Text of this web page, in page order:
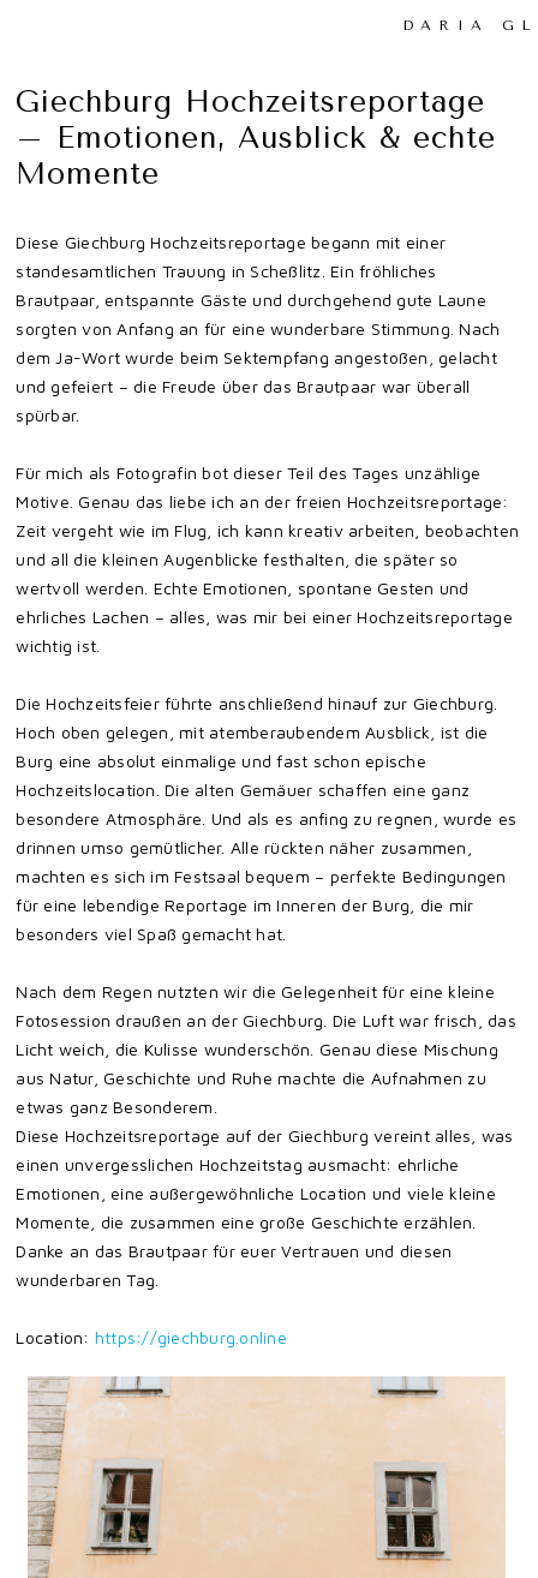
DARIA
Giechburg Hochzeitsreportage
– Emotionen, Ausblick & echte
Momente
Diese Giechburg Hochzeitsreportage begann mit einer
standesamtlichen Trauung in Scheßlitz. Ein fröhliches
Brautpaar, entspannte Gäste und durchgehend gute Laune
sorgten von Anfang an für eine wunderbare Stimmung. Nach
dem Ja-Wort wurde beim Sektempfang angestoßen, gelacht
und gefeiert – die Freude über das Brautpaar war überall
spürbar.
Für mich als Fotografin bot dieser Teil des Tages unzählige
Motive. Genau das liebe ich an der freien Hochzeitsreportage:
Zeit vergeht wie im Flug, ich kann kreativ arbeiten, beobachten
und all die kleinen Augenblicke festhalten, die später so
wertvoll werden. Echte Emotionen, spontane Gesten und
ehrliches Lachen – alles, was mir bei einer Hochzeitsreportage
wichtig ist.
Die Hochzeitsfeier führte anschließend hinauf zur Giechburg.
Hoch oben gelegen, mit atemberaubendem Ausblick, ist die
Burg eine absolut einmalige und fast schon epische
Hochzeitslocation. Die alten Gemäuer schaffen eine ganz
besondere Atmosphäre. Und als es anfing zu regnen, wurde es
drinnen umso gemütlicher. Alle rückten näher zusammen,
machten es sich im Festsaal bequem – perfekte Bedingungen
für eine lebendige Reportage im Inneren der Burg, die mir
besonders viel Spaß gemacht hat.
Nach dem Regen nutzten wir die Gelegenheit für eine kleine
Fotosession draußen an der Giechburg. Die Luft war frisch, das
Licht weich, die Kulisse wunderschön. Genau diese Mischung
aus Natur, Geschichte und Ruhe machte die Aufnahmen zu
etwas ganz Besonderem.
Diese Hochzeitsreportage auf der Giechburg vereint alles, was
einen unvergesslichen Hochzeitstag ausmacht: ehrliche
Emotionen, eine außergewöhnliche Location und viele kleine
Momente, die zusammen eine große Geschichte erzählen.
Danke an das Brautpaar für euer Vertrauen und diesen
wunderbaren Tag.
Location: https://giechburg.online